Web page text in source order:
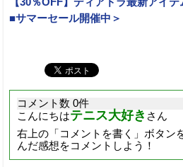
■サマーセール開催中＞
コメント数 0件
こんにちはテニス大好き さん
右上の「コメントを書く」ボタン
んだ感想をコメントしよう！